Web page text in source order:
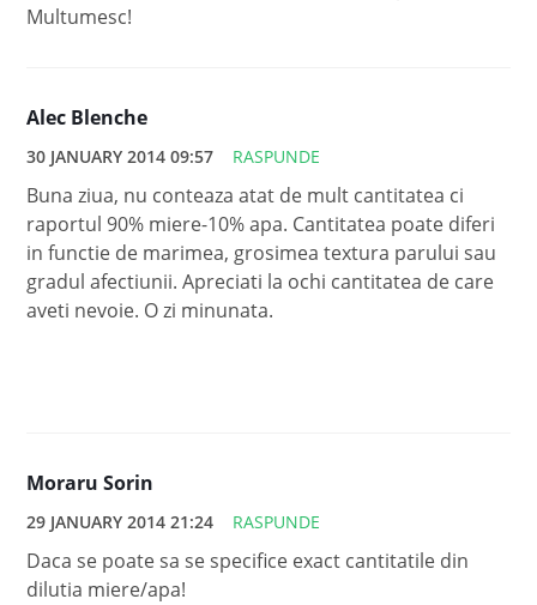
Multumesc!
Alec Blenche
30 JANUARY 2014 09:57 RASPUNDE
Buna ziua, nu conteaza atat de mult cantitatea ci
raportul 90% miere-10% apa. Cantitatea poate diferi
in functie de marimea, grosimea textura parului sau
gradul afectiunii. Apreciati la ochi cantitatea de care
aveti nevoie. O zi minunata.
Moraru Sorin
29 JANUARY 2014 21:24 RASPUNDE
Daca se poate sa se specifice exact cantitatile din
dilutia miere/apa!